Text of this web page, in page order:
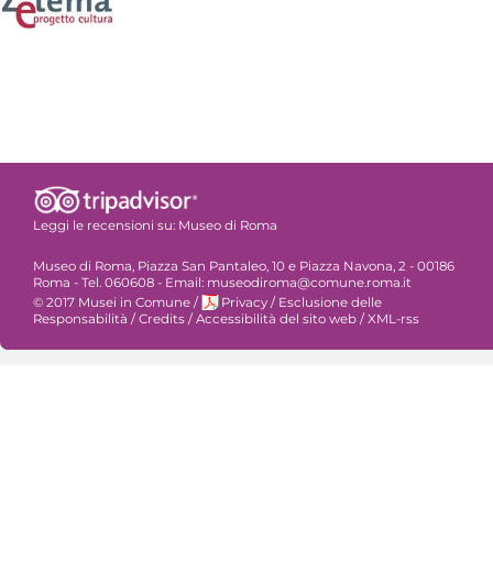
Leggi le recensioni su: Museo di Roma
Museo di Roma, Piazza San Pantaleo, 10 e Piazza Navona, 2 - 00186
Roma - Tel. 060608 - Email: museodiroma@comune.roma.it
© 2017 Musei in Comune / Privacy / Esclusione delle
Responsabilità / Credits / Accessibilità del sito web / XML-rss